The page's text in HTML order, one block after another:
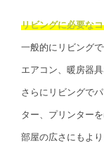
リビングに必要な
一般的にリビング
エアコン、暖房器具
さらにリビングで
ター、プリンター
部屋の広さにもよ